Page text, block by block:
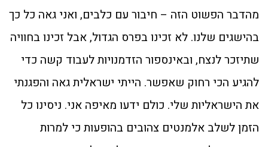
מהדבר הפשוט הזה – חיבור עם כלבים, ואני גאה כל כך
בהישגים שלנו. לא זכינו בפרס הגדול, אבל זכינו בחוויה
שתיזכר לנצח, ובאינספור הזדמנויות לעבוד קשה כדי
להגיע הכי רחוק שאפשר. הייתי ישראלית גאה והפגנתי
את הישראליות שלי. כולם ידעו מאיפה אני. ניסינו כל
הזמן לשלב אלמנטים צהובים בהופעות כי למרות